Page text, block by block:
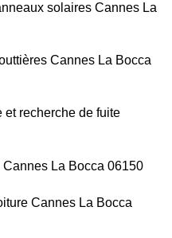
solaires Cannes La
Cannes La Bocca
et recherche de fuite
La Bocca 06150
Cannes La Bocca